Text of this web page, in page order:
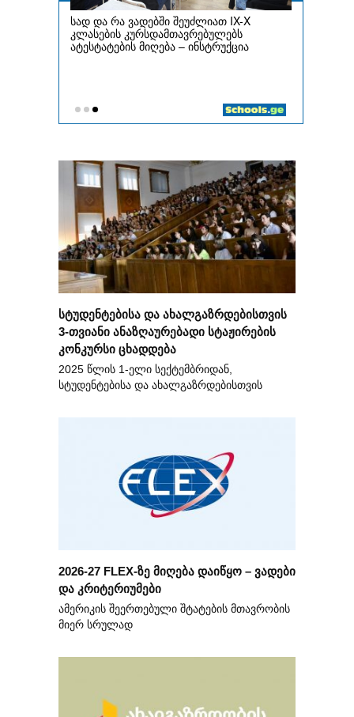
სტუდენტებისა და ახალგაზრდებისთვის
3-თვიანი ანაზღაურებადი სტაჟირების
კონკურსი ცხადდება
2025 წლის 1-ელი სექტემბრიდან,
სტუდენტებისა და ახალგაზრდებისთვის
2026-27 FLEX-ზე მიღება დაიწყო – ვადები
და კრიტერიუმები
ამერიკის შეერთებული შტატების მთავრობის
მიერ სრულად